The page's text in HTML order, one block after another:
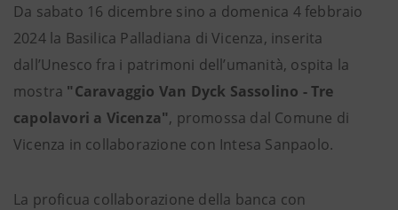
Da sabato 16 dicembre sino a domenica 4 febbraio
2024 la Basilica Palladiana di Vicenza, inserita
dall’Unesco fra i patrimoni dell’umanità, ospita la
mostra "Caravaggio Van Dyck Sassolino - Tre
capolavori a Vicenza", promossa dal Comune di
Vicenza in collaborazione con Intesa Sanpaolo.
La proficua collaborazione della banca con